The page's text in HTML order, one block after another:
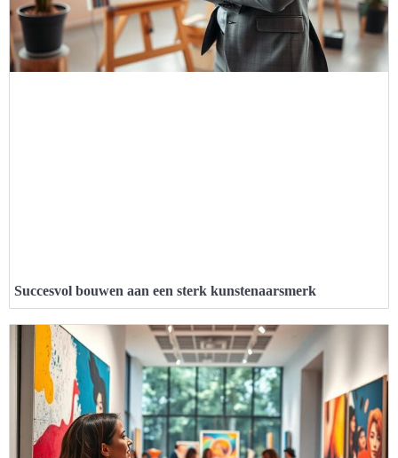
Succesvol bouwen aan een sterk kunstenaarsmerk